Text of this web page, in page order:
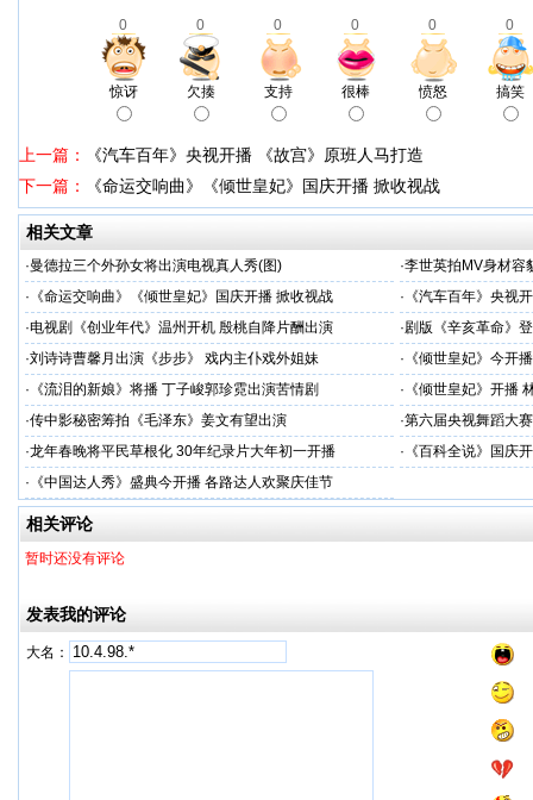
0 0 0 0 0 0
惊讶 欠揍 支持 很棒 愤怒 搞笑
上一篇：
《汽车百年》央视开播 《故宫》原班人马打造
下一篇：
《命运交响曲》《倾世皇妃》国庆开播 掀收视战
相关文章
·曼德拉三个外孙女将出演电视真人秀(图) ·李世英拍MV身材容
· 《命运交响曲》《倾世皇妃》国庆开播 掀收视战 · 《汽车百年》央视
·电视剧《创业年代》温州开机 殷桃自降片酬出演 ·剧版《辛亥革命》
·刘诗诗曹馨月出演《步步》 戏内主仆戏外姐妹 · 《倾世皇妃》今开
· 《流泪的新娘》将播 丁子峻郭珍霓出演苦情剧 · 《倾世皇妃》开播
·传中影秘密筹拍《毛泽东》姜文有望出演 ·第六届央视舞蹈大
·龙年春晚将平民草根化 30年纪录片大年初一开播 · 《百科全说》国庆
· 《中国达人秀》盛典今开播 各路达人欢聚庆佳节
相关评论
暂时还没有评论
发表我的评论
大名：